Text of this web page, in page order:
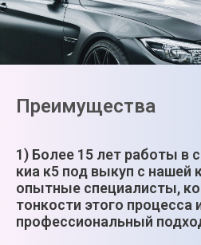
Преимущества
1) Более 15 лет работы в
киа к5 под выкуп с нашей
опытные специалисты,
тонкости этого процесса
профессиональный